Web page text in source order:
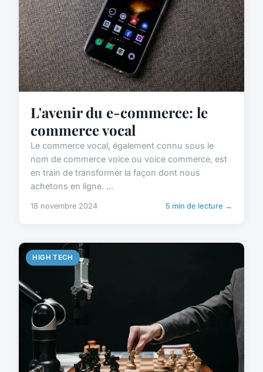
L'avenir du e-commerce: le
commerce vocal
Le commerce vocal, également connu sous le
nom de commerce voice ou voice commerce, est
en train de transformer la façon dont nous
achetons en ligne. ...
18 novembre 2024 5 min de lecture →
HIGH TECH